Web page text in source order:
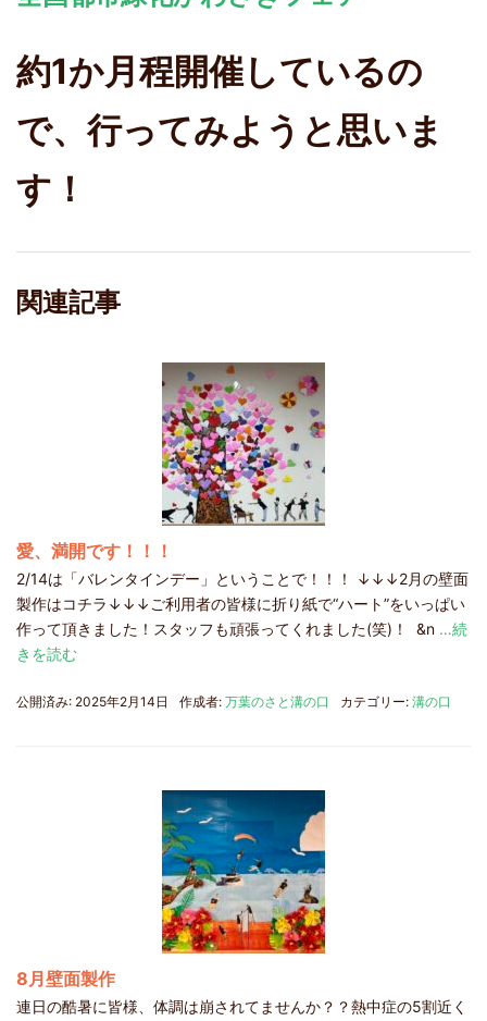
約1か月程開催しているの
で、行ってみようと思いま
す！
関連記事
愛、満開です！！！
2/14は「バレンタインデー」ということで！！！ ↓↓↓2月の壁面
製作はコチラ↓↓↓ご利用者の皆様に折り紙で“ハート”をいっぱい
作って頂きました！スタッフも頑張ってくれました(笑)！ &n …続
きを読む
公開済み: 2025年2月14日 作成者: 万葉のさと溝の口 カテゴリー: 溝の口
8月壁面製作
連日の酷暑に皆様、体調は崩されてませんか？？熱中症の5割近く